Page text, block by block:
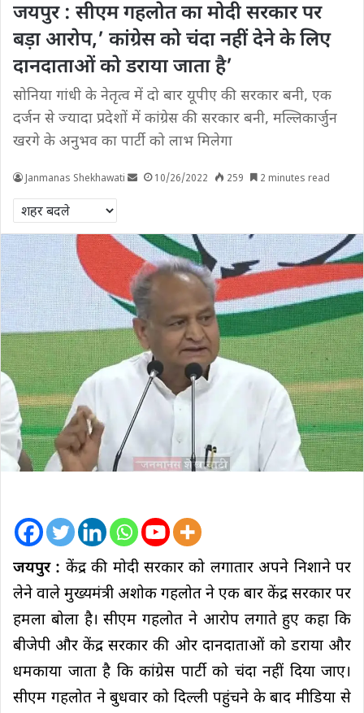
जयपुर : सीएम गहलोत का मोदी सरकार पर
बड़ा आरोप,’ कांग्रेस को चंदा नहीं देने के लिए
दानदाताओं को डराया जाता है’
सोनिया गांधी के नेतृत्व में दो बार यूपीए की सरकार बनी, एक
दर्जन से ज्यादा प्रदेशों में कांग्रेस की सरकार बनी, मल्लिकार्जुन
खरगे के अनुभव का पार्टी को लाभ मिलेगा
Janmanas Shekhawati 10/26/2022 259 2 minutes read
जयपुर : केंद्र की मोदी सरकार को लगातार अपने निशाने पर
लेने वाले मुख्यमंत्री अशोक गहलोत ने एक बार केंद्र सरकार पर
हमला बोला है। सीएम गहलोत ने आरोप लगाते हुए कहा कि
बीजेपी और केंद्र सरकार की ओर दानदाताओं को डराया और
धमकाया जाता है कि कांग्रेस पार्टी को चंदा नहीं दिया जाए।
सीएम गहलोत ने बुधवार को दिल्ली पहुंचने के बाद मीडिया से